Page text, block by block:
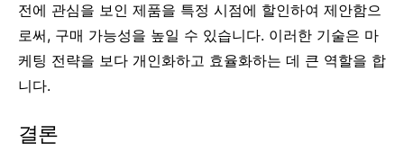
전에 관심을 보인 제품을 특정 시점에 할인하여 제안함으
로써, 구매 가능성을 높일 수 있습니다. 이러한 기술은 마
케팅 전략을 보다 개인화하고 효율화하는 데 큰 역할을 합
니다.
결론